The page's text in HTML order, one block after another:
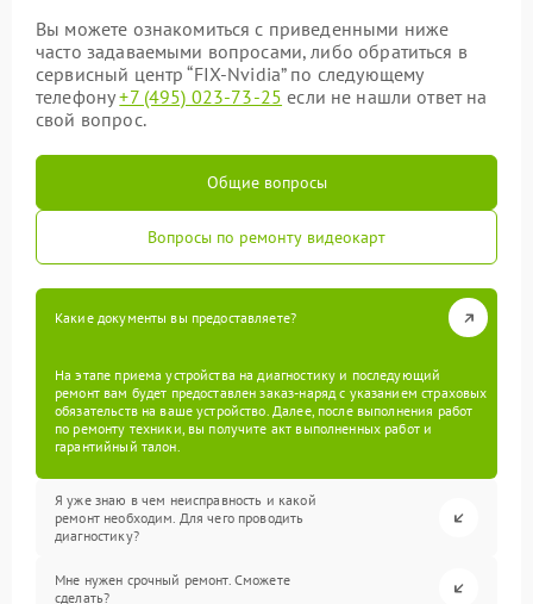
Вы можете ознакомиться с приведенными ниже
часто задаваемыми вопросами, либо обратиться в
сервисный центр “FIX-Nvidia” по следующему
телефону+7 (495) 023-73-25 если не нашли ответ на
свой вопрос.
Общие вопросы
Вопросы по ремонту видеокарт
Какие документы вы предоставляете?
На этапе приема устройства на диагностику и последующий
ремонт вам будет предоставлен заказ-наряд с указанием страховых
обязательств на ваше устройство. Далее, после выполнения работ
по ремонту техники, вы получите акт выполненных работ и
гарантийный талон.
Я уже знаю в чем неисправность и какой
ремонт необходим. Для чего проводить
диагностику?
Мне нужен срочный ремонт. Сможете
сделать?